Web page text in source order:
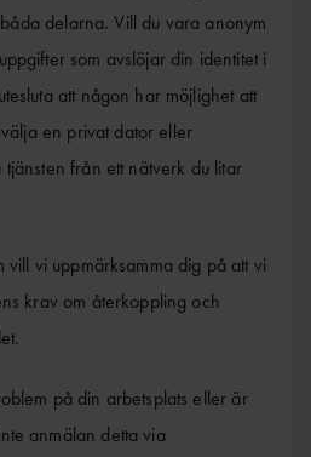
delarna. Vill du vara anonym
som avslöjar din identitet i
att någon har möjlighet att
en privat dator eller
från ett nätverk du litar
vi uppmärksamma dig på att vi
krav om återkoppling och
på din arbetsplats eller är
anmälan detta via